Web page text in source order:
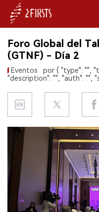
INICIO
EMPRESA
PRODUCTO
CHINA
DATOS
EXPOSICIÓN
Foro Global del
(GTNF) - Día 2
Eventos
por { "type": "",
"description": "", "auth": "",